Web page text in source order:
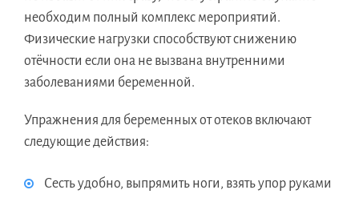
необходим полный комплекс мероприятий.
Физические нагрузки способствуют снижению
отёчности если она не вызвана внутренними
заболеваниями беременной.
Упражнения для беременных от отеков включают
следующие действия:
Сесть удобно, выпрямить ноги, взять упор руками